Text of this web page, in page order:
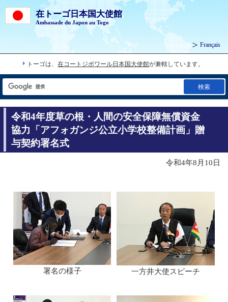
在トーゴ日本国大使館
Ambassade du Japon au Togo
Français
トーゴは、 在コートジボワール日本国大使館が兼轄しています。
検索
令和4年度草の根・人間の安全保障無償資金
協力「アフォガンジ公立小学校整備計画」贈
与契約署名式
令和4年8月10日
署名の様子 一方井大使スピーチ